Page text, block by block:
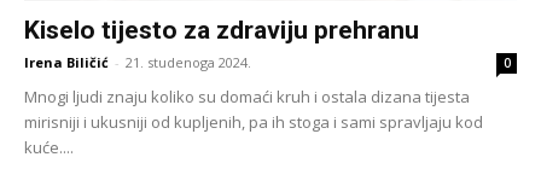
Kiselo tijesto za zdraviju prehranu
Irena Biličić - 21. studenoga 2024. 0
Mnogi ljudi znaju koliko su domaći kruh i ostala dizana tijesta
mirisniji i ukusniji od kupljenih, pa ih stoga i sami spravljaju kod
kuće....